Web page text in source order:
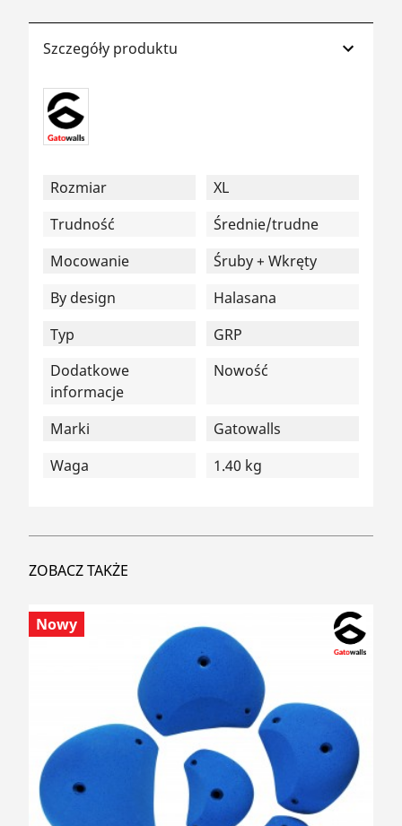
Szczegóły produktu
Rozmiar
XL
Trudność
Średnie/trudne
Mocowanie
Śruby + Wkręty
By design
Halasana
Typ
GRP
Dodatkowe
informacje
Nowość
Marki
Gatowalls
Waga
1.40 kg
ZOBACZ TAKŻE
Nowy